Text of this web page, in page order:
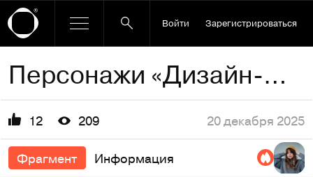
Войти Зарегистрироваться
Персонажи «Дизайн-Монстры»
12 209 20 декабря 2025
Фрагмент Информация